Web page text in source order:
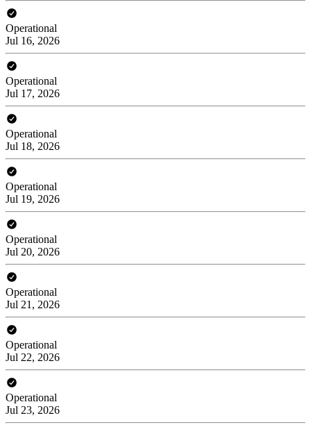
Operational
Jul 16, 2026
Operational
Jul 17, 2026
Operational
Jul 18, 2026
Operational
Jul 19, 2026
Operational
Jul 20, 2026
Operational
Jul 21, 2026
Operational
Jul 22, 2026
Operational
Jul 23, 2026